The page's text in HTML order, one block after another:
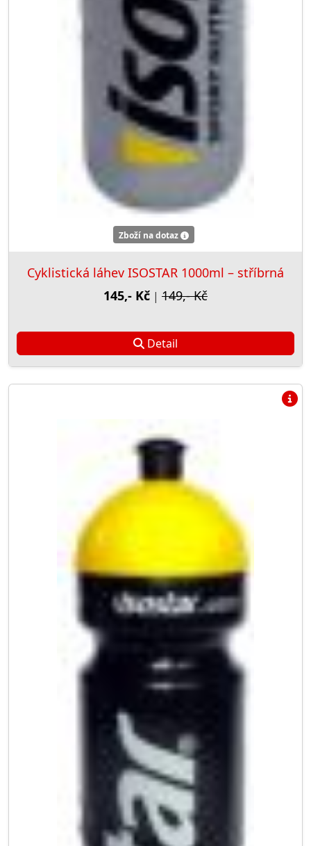
Zboží na dotaz
Cyklistická láhev ISOSTAR 1000ml – stříbrná
145,- Kč | 149,- Kč
Detail